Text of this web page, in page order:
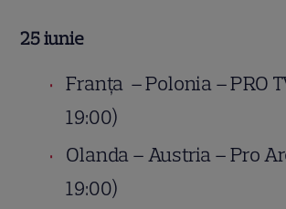
25 iunie
Franța – Polonia – PRO
19:00)
Olanda – Austria – Pro
19:00)